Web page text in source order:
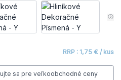
RRP : 1,75 € / kus
sa pre veľkoobchodné ceny